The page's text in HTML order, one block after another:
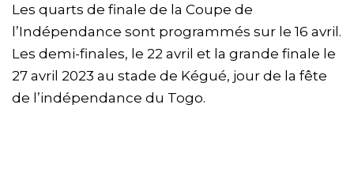
Les quarts de finale de la Coupe de
l’Indépendance sont programmés sur le 16 avril.
Les demi-finales, le 22 avril et la grande finale le
27 avril 2023 au stade de Kégué, jour de la fête
de l’indépendance du Togo.